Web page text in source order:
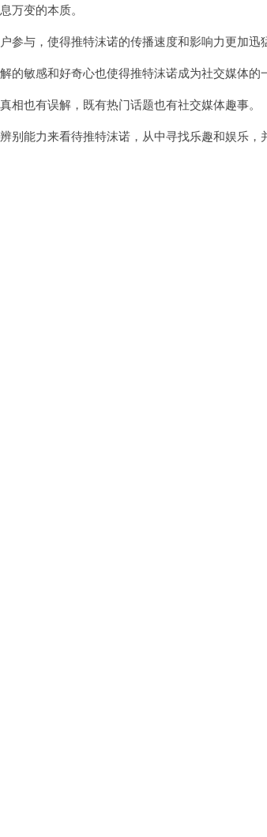
变的本质。
与，使得推特沫诺的传播速度和影响力更加迅猛
敏感和好奇心也使得推特沫诺成为社交媒体的
也有误解，既有热门话题也有社交媒体趣事。
能力来看待推特沫诺，从中寻找乐趣和娱乐，